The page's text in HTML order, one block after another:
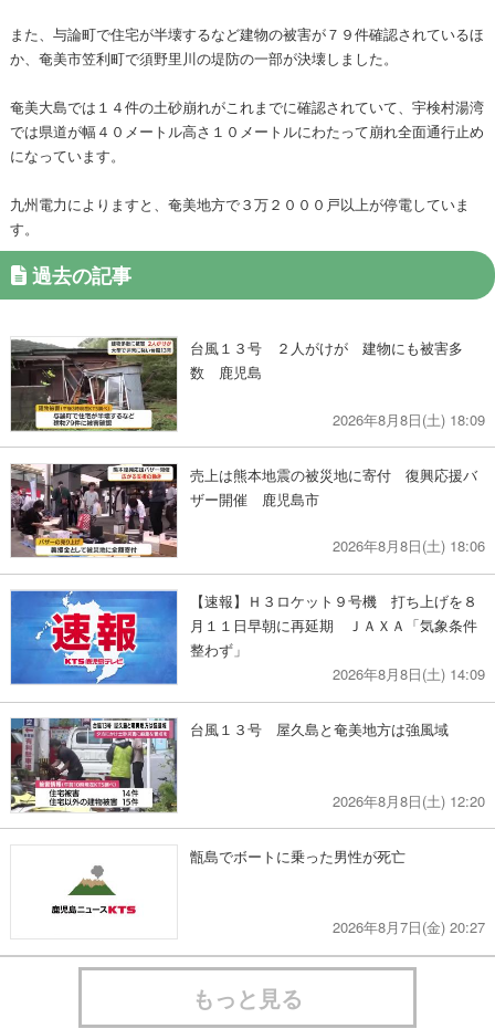
また、与論町で住宅が半壊するなど建物の被害が７９件確認されているほ
か、奄美市笠利町で須野里川の堤防の一部が決壊しました。
奄美大島では１４件の土砂崩れがこれまでに確認されていて、宇検村湯湾
では県道が幅４０メートル高さ１０メートルにわたって崩れ全面通行止め
になっています。
九州電力によりますと、奄美地方で３万２０００戸以上が停電していま
す。
過去の記事
台風１３号 ２人がけが 建物にも被害多
数 鹿児島
2026年8月8日(土) 18:09
売上は熊本地震の被災地に寄付 復興応援バ
ザー開催 鹿児島市
2026年8月8日(土) 18:06
【速報】Ｈ３ロケット９号機 打ち上げを８
月１１日早朝に再延期 ＪＡＸＡ「気象条件
整わず」
2026年8月8日(土) 14:09
台風１３号 屋久島と奄美地方は強風域
2026年8月8日(土) 12:20
甑島でボートに乗った男性が死亡
2026年8月7日(金) 20:27
もっと見る